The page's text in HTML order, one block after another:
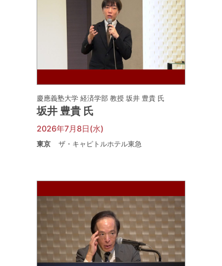
慶應義塾大学 経済学部 教授 坂井 豊貴 氏
坂井 豊貴 氏
2026年7月8日(水)
東京 ザ・キャピトルホテル東急